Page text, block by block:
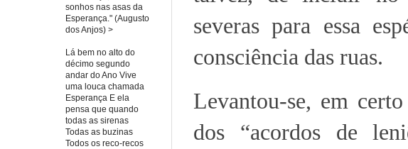
severas para essa
consciência das ruas.
Levantou-se, em
dos “acordos de
sonhos nas asas da
Esperança." (Augusto
dos Anjos) >
Lá bem no alto do
décimo segundo
andar do Ano Vive
uma louca chamada
Esperança E ela
pensa que quando
todas as sirenas
Todas as buzinas
Todos os reco-recos